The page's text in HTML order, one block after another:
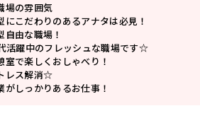
場の雰囲気
にこだわりのあるアナタは必見！
自由な職場！
活躍中のフレッシュな職場です☆
室で楽しくおしゃべり！
レス解消☆
がしっかりあるお仕事！